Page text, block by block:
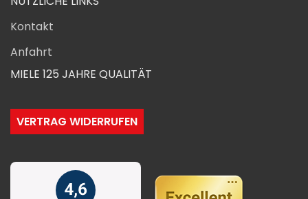
Kontakt
Anfahrt
MIELE 125 JAHRE QUALITÄT
VERTRAG WIDERRUFEN